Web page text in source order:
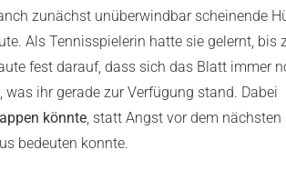
zunächst unüberwindbar scheinende
Als Tennisspielerin hatte sie gelernt, bis
fest darauf, dass sich das Blatt immer
ihr gerade zur Verfügung stand. Dabei
könnte, statt Angst vor dem nächsten
bedeuten konnte.